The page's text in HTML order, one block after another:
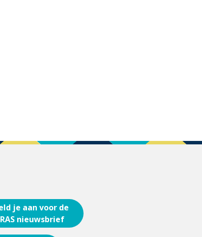
je aan voor de
nieuwsbrief